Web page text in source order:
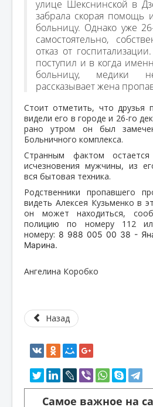
улице Шекснинской в
забрала скорая помощь
больницу. Однако уже
самостоятельно,
отказ от
поступил и в когда
больницу, медики
рассказывает жена
Стоит отметить, что друзья
видели его в городе и 26-го
рано утром он был
Больничного комплекса.
Странным фактом
исчезновения мужчины, из
вся бытовая техника.
Родственники пропавшего
видеть Алексея Кузьменко в
он может находиться,
полицию по номеру 112
номеру: 8 988 005 00 38 -
Марина.
Ангелина Коробко
Назад
Самое важное на